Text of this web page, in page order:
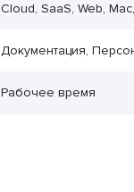
Cloud, SaaS, Web,
Документация,
Рабочее время